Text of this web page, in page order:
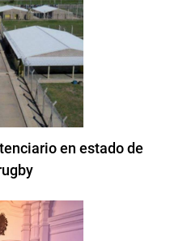
en estado de